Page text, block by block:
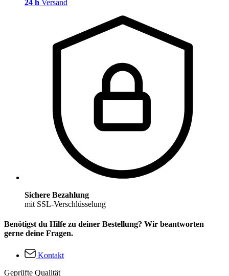
24 h Versand
Sichere Bezahlung
mit SSL-Verschlüsselung
Benötigst du Hilfe zu deiner Bestellung? Wir beantworten
gerne deine Fragen.
Kontakt
Geprüfte Qualität